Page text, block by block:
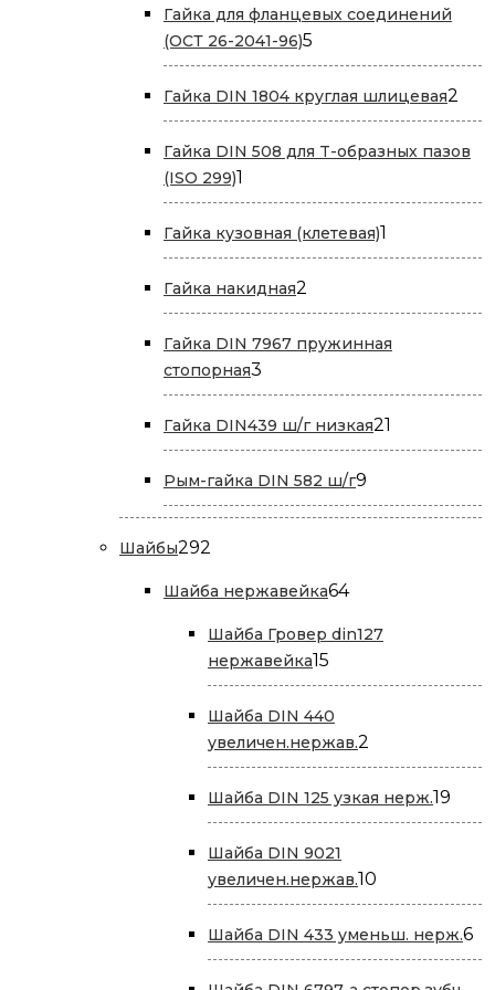
Гайка для фланцевых соединений
(ОСТ 26-2041-96)5
товаров
Гайка DIN 1804 круглая шлицевая2
Гайка DIN 508 для T-образных пазов
(ISO 299)1
товар
Гайка кузовная (клетевая)1
товар
Гайка накидная2
товара
Гайка DIN 7967 пружинная
стопорная3
товара
Гайка DIN439 ш/г низкая21
товар
Рым-гайка DIN 582 ш/г9
товаров
Шайбы292
Шайба нержавейка6464
Шайба Гровер din127
нержавейка15
товаров
Шайба DIN 440
увеличен.нержав.2
товара
Шайба DIN 125 узкая нерж.19
Шайба DIN 9021
увеличен.нержав.10
товаров
Шайба DIN 433 уменьш. нерж.66